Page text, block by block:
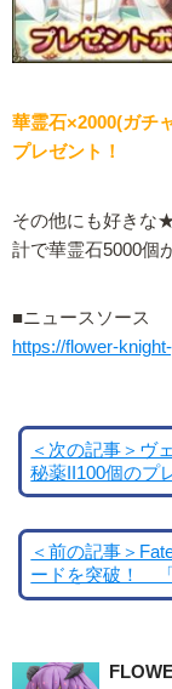
華霊石×2000(ガチ
プレゼント！
その他にも好きな
計で華霊石5000個
■ニュースソース
https://flower-
＜次の記事＞ヴ
秘薬II100個のプ
＜前の記事＞
ードを突破！ 「